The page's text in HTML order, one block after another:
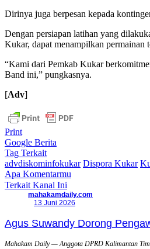
Dirinya juga berpesan kepada
Dengan persiapan latihan yang
Kukar, dapat menampilkan permainan
“Kami dari Pemkab Kukar
Band ini,” pungkasnya.
[Adv]
Print
Google Berita
Tag Terkait
advdiskominfokukar Dispora Kukar
Apa Komentarmu
Terkait Kanal Ini
mahakamdaily.com
13 Juni 2026
Agus Suwandy Dorong
Mahakam Daily — Anggota DPRD Kalimantan